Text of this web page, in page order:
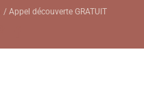
/ Appel découverte GRATUIT